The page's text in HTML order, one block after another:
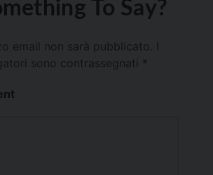
To Say?
email non sarà pubblicato.
sono contrassegnati *